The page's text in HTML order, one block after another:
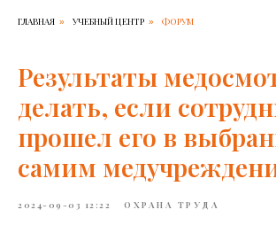
ГЛАВНАЯ » УЧЕБНЫЙ ЦЕНТР » ФОРУМ
Результаты
делать, если
прошел его в
самим
2024-09-03 12:22 ОХРАНА ТРУДА